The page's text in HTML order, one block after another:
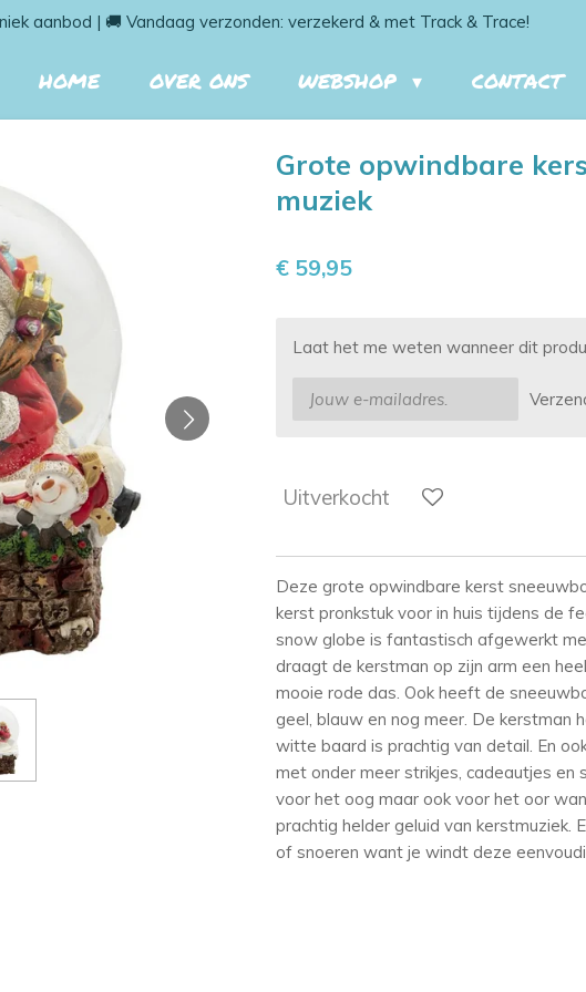
aanbod | 🚚 Vandaag verzonden: verzekerd & met Track & Trace!
HOME OVER ONS WEBSHOP CONTACT
Grote opwindbare
muziek
€ 59,95
Laat het me weten wanneer dit
Uitverkocht
Deze grote opwindbare kerst
kerst pronkstuk voor in huis tijdens de
snow globe is fantastisch afgewerkt
draagt de kerstman op zijn arm een
mooie rode das. Ook heeft de
geel, blauw en nog meer. De kerstman
witte baard is prachtig van detail. En
met onder meer strikjes, cadeautjes en
voor het oog maar ook voor het oor
prachtig helder geluid van kerstmuziek.
of snoeren want je windt deze